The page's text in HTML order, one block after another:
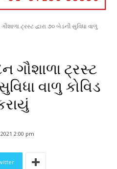
ટ્રસ્ટ દ્વારા ૭૦ બેડની સુવિધા વાળુ
ગૌશાળા ટ્રસ્ટ
વાળુ કોવિડ
2:00 pm